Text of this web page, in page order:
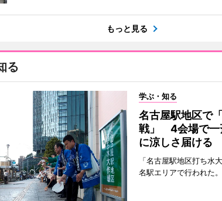
もっと見る
る
学ぶ・知る
名古屋駅地区で
戦」 4会場で一
に涼しさ届ける
「名古屋駅地区打ち水
名駅エリアで行われた。